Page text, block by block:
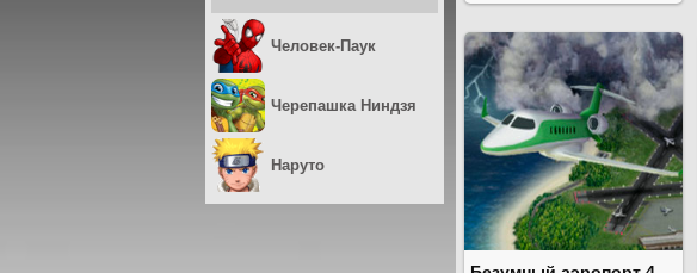
Человек-Паук
Черепашка Ниндзя
Наруто